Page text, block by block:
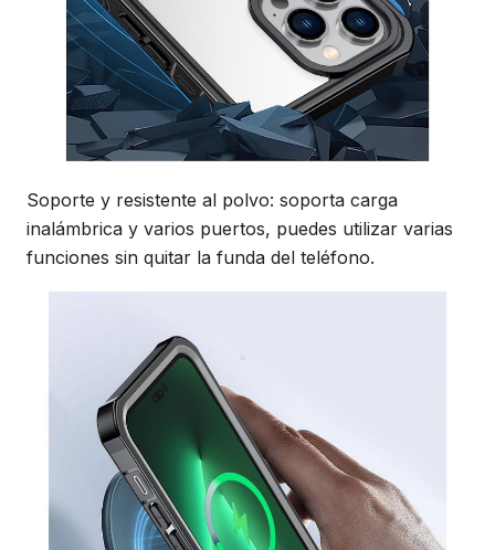
Soporte y resistente al polvo: soporta carga
inalámbrica y varios puertos, puedes utilizar varias
funciones sin quitar la funda del teléfono.